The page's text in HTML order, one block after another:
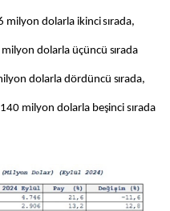
dolarla ikinci sırada,
dolarla üçüncü sırada
dolarla dördüncü sırada,
milyon dolarla beşinci sırada